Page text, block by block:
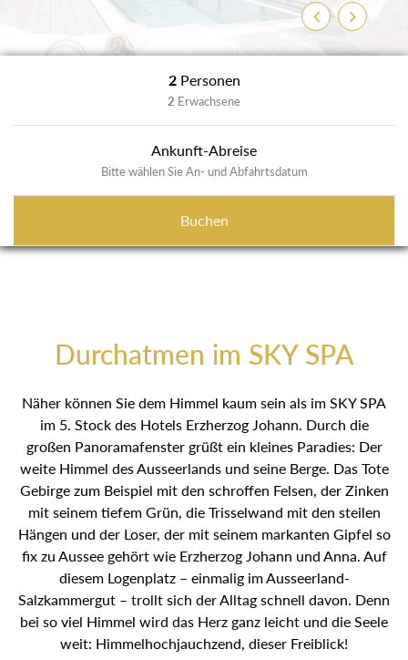
ZurückWeiter
2 Personen
2 Erwachsene
Ankunft-Abreise
Bitte wählen Sie An- und Abfahrtsdatum
Buchen
Durchatmen im SKY SPA
Näher können Sie dem Himmel kaum sein als im SKY SPA
im 5. Stock des Hotels Erzherzog Johann. Durch die
großen Panoramafenster grüßt ein kleines Paradies: Der
weite Himmel des Ausseerlands und seine Berge. Das Tote
Gebirge zum Beispiel mit den schroffen Felsen, der Zinken
mit seinem tiefem Grün, die Trisselwand mit den steilen
Hängen und der Loser, der mit seinem markanten Gipfel so
fix zu Aussee gehört wie Erzherzog Johann und Anna. Auf
diesem Logenplatz – einmalig im Ausseerland-
Salzkammergut – trollt sich der Alltag schnell davon. Denn
bei so viel Himmel wird das Herz ganz leicht und die Seele
weit: Himmelhochjauchzend, dieser Freiblick!